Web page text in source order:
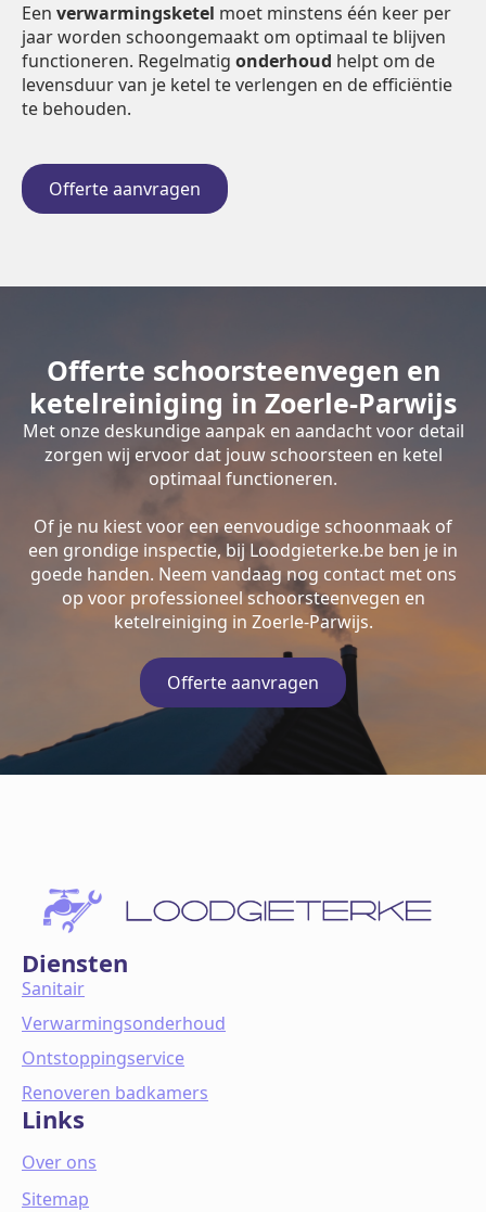
Een verwarmingsketel moet minstens één keer per
jaar worden schoongemaakt om optimaal te blijven
functioneren. Regelmatig onderhoud helpt om de
levensduur van je ketel te verlengen en de efficiëntie
te behouden.
Offerte aanvragen
Offerte schoorsteenvegen en
ketelreiniging in Zoerle-Parwijs
Met onze deskundige aanpak en aandacht voor detail
zorgen wij ervoor dat jouw schoorsteen en ketel
optimaal functioneren.
Of je nu kiest voor een eenvoudige schoonmaak of
een grondige inspectie, bij Loodgieterke.be ben je in
goede handen. Neem vandaag nog contact met ons
op voor professioneel schoorsteenvegen en
ketelreiniging in Zoerle-Parwijs.
Offerte aanvragen
Diensten
Sanitair
Verwarmingsonderhoud
Ontstoppingservice
Renoveren badkamers
Links
Over ons
Sitemap